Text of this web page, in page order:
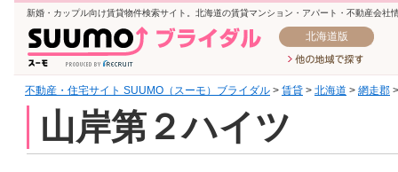
新婚・カップル向け賃貸物件検索サイト。北海道の賃貸マンション・アパート・不動産会社
北海道版
不動産・住宅サイト SUUMO（スーモ）ブライダル > 賃貸 > 北海道 > 網走郡
山岸第２ハイツ